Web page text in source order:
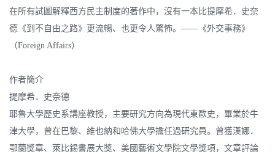
在所有試圖解釋西方民主制度的著作中，沒有一本比提摩希．史奈
德《到不自由之路》更流暢、也更令人驚怖。——《外交事務》
（Foreign Affairs）
作者簡介
提摩希．史奈德
耶魯大學歷史系講座教授，主要研究方向為現代東歐史，畢業於牛
津大學，曾在巴黎、維也納和哈佛大學擔任過研究員。曾獲漢娜．
鄂蘭獎章、萊比錫書展大獎、美國藝術文學院文學獎項，文章評論